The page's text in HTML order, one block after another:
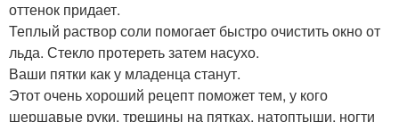
оттенок придает.
Теплый раствор соли помогает быстро очистить окно от
льда. Стекло протереть затем насухо.
Ваши пятки как у младенца станут.
Этот очень хороший рецепт поможет тем, у кого
шершавые руки, трещины на пятках, натоптыши, ногти